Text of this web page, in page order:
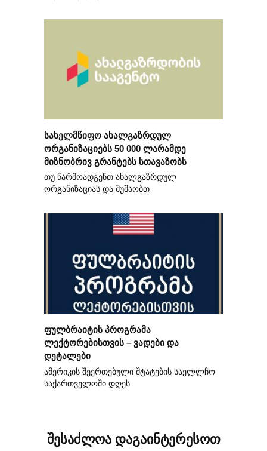
სახელმწიფო ახალგაზრდულ
ორგანიზაციებს 50 000 ლარამდე
მიზნობრივ გრანტებს სთავაზობს
თუ წარმოადგენთ ახალგაზრდულ
ორგანიზაციას და მუშაობთ
ფულბრაიტის პროგრამა
ლექტორებისთვის – ვადები და
დეტალები
ამერიკის შეერთებული შტატების საელლჩო
საქართველოში დღეს
შესაძლოა დაგაინტერესოთ